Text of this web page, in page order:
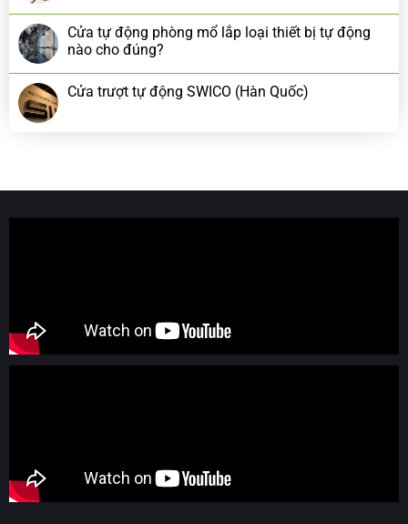
Cửa tự động phòng mổ lắp loại thiết bị tự động
nào cho đúng?
Cửa trượt tự động SWICO (Hàn Quốc)